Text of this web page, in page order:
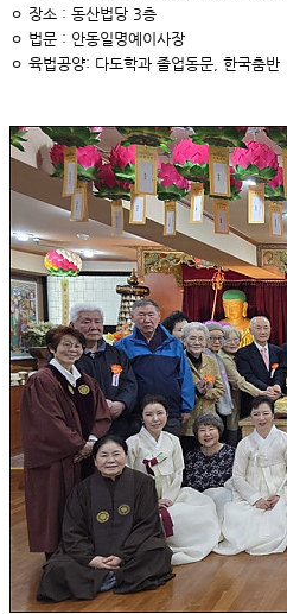
ㅇ 장소 : 동산법당 3층
ㅇ 법문 : 안동일명예이사장
ㅇ 육법공양: 다도학과 졸업동문, 한국춤